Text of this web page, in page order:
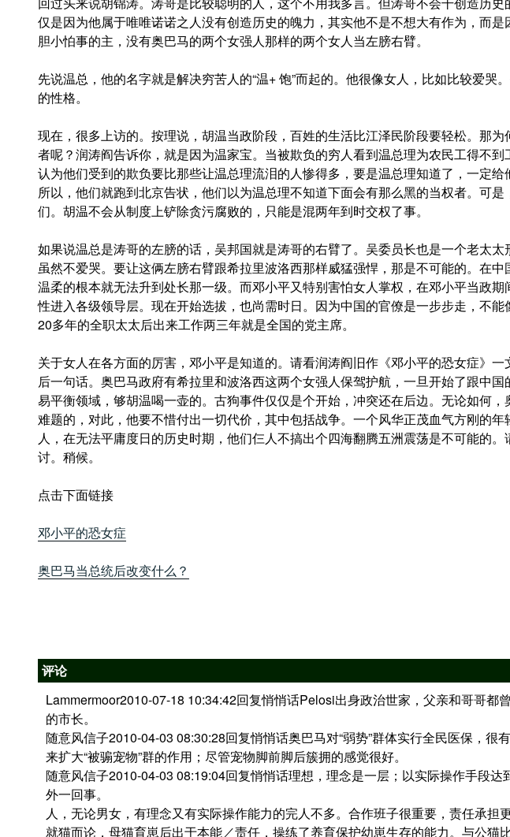
仅是因为他属于唯唯诺诺之人没有创造历史的魄力，其实他不是不想大有作为，而是
胆小怕事的主，没有奥巴马的两个女强人那样的两个女人当左膀右臂。
先说温总，他的名字就是解决穷苦人的“温+ 饱”而起的。他很像女人，比如比较爱哭
的性格。
现在，很多上访的。按理说，胡温当政阶段，百姓的生活比江泽民阶段要轻松。那为
者呢？润涛阎告诉你，就是因为温家宝。当被欺负的穷人看到温总理为农民工得不到
认为他们受到的欺负要比那些让温总理流泪的人惨得多，要是温总理知道了，一定给
所以，他们就跑到北京告状，他们以为温总理不知道下面会有那么黑的当权者。可是
们。胡温不会从制度上铲除贪污腐败的，只能是混两年到时交权了事。
如果说温总是涛哥的左膀的话，吴邦国就是涛哥的右臂了。吴委员长也是一个老太太
虽然不爱哭。要让这俩左膀右臂跟希拉里波洛西那样威猛强悍，那是不可能的。在中
温柔的根本就无法升到处长那一级。而邓小平又特别害怕女人掌权，在邓小平当政期
性进入各级领导层。现在开始选拔，也尚需时日。因为中国的官僚是一步步走，不能
20多年的全职太太后出来工作两三年就是全国的党主席。
关于女人在各方面的厉害，邓小平是知道的。请看润涛阎旧作《邓小平的恐女症》一
后一句话。奥巴马政府有希拉里和波洛西这两个女强人保驾护航，一旦开始了跟中国
易平衡领域，够胡温喝一壶的。古狗事件仅仅是个开始，冲突还在后边。无论如何，
难题的，对此，他要不惜付出一切代价，其中包括战争。一个风华正茂血气方刚的年
人，在无法平庸度日的历史时期，他们仨人不搞出个四海翻腾五洲震荡是不可能的。
讨。稍候。
点击下面链接
邓小平的恐女症
奥巴马当总统后改变什么？
评论
Lammermoor2010-07-18 10:34:42回复悄悄话Pelosi出身政治世家，父亲和哥哥都
的市长。
随意风信子2010-04-03 08:30:28回复悄悄话奥巴马对“弱势”群体实行全民医保，很
来扩大“被骟宠物”群的作用；尽管宠物脚前脚后簇拥的感觉很好。
随意风信子2010-04-03 08:19:04回复悄悄话理想，理念是一层；以实际操作手段达
外一回事。
人，无论男女，有理念又有实际操作能力的完人不多。合作班子很重要，责任承担更
就猫而论，母猫育崽后出于本能／责任，操练了养育保护幼崽生存的能力。与公猫